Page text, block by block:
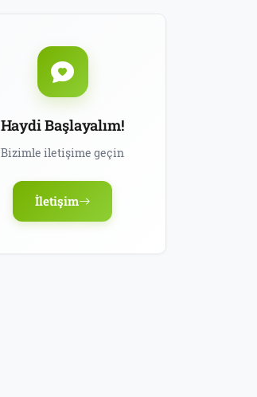
Haydi Başlayalım!
Bizimle iletişime geçin
İletişim